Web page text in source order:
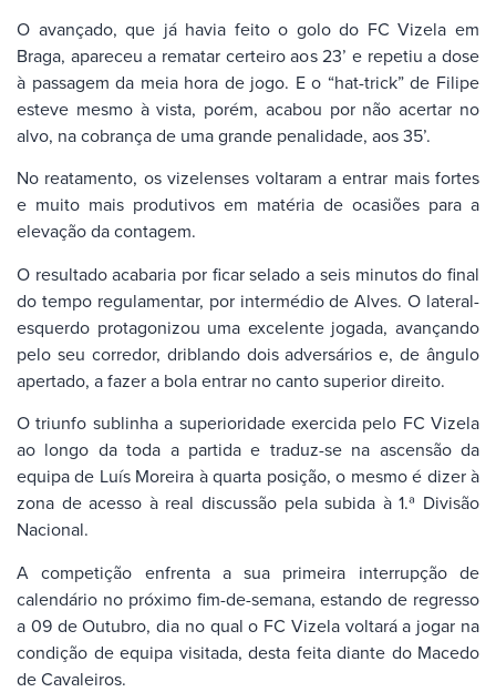
O avançado, que já havia feito o golo do FC Vizela em
Braga, apareceu a rematar certeiro aos 23’ e repetiu a dose
à passagem da meia hora de jogo. E o “hat-trick” de Filipe
esteve mesmo à vista, porém, acabou por não acertar no
alvo, na cobrança de uma grande penalidade, aos 35’.
No reatamento, os vizelenses voltaram a entrar mais fortes
e muito mais produtivos em matéria de ocasiões para a
elevação da contagem.
O resultado acabaria por ficar selado a seis minutos do final
do tempo regulamentar, por intermédio de Alves. O lateral-
esquerdo protagonizou uma excelente jogada, avançando
pelo seu corredor, driblando dois adversários e, de ângulo
apertado, a fazer a bola entrar no canto superior direito.
O triunfo sublinha a superioridade exercida pelo FC Vizela
ao longo da toda a partida e traduz-se na ascensão da
equipa de Luís Moreira à quarta posição, o mesmo é dizer à
zona de acesso à real discussão pela subida à 1.ª Divisão
Nacional.
A competição enfrenta a sua primeira interrupção de
calendário no próximo fim-de-semana, estando de regresso
a 09 de Outubro, dia no qual o FC Vizela voltará a jogar na
condição de equipa visitada, desta feita diante do Macedo
de Cavaleiros.